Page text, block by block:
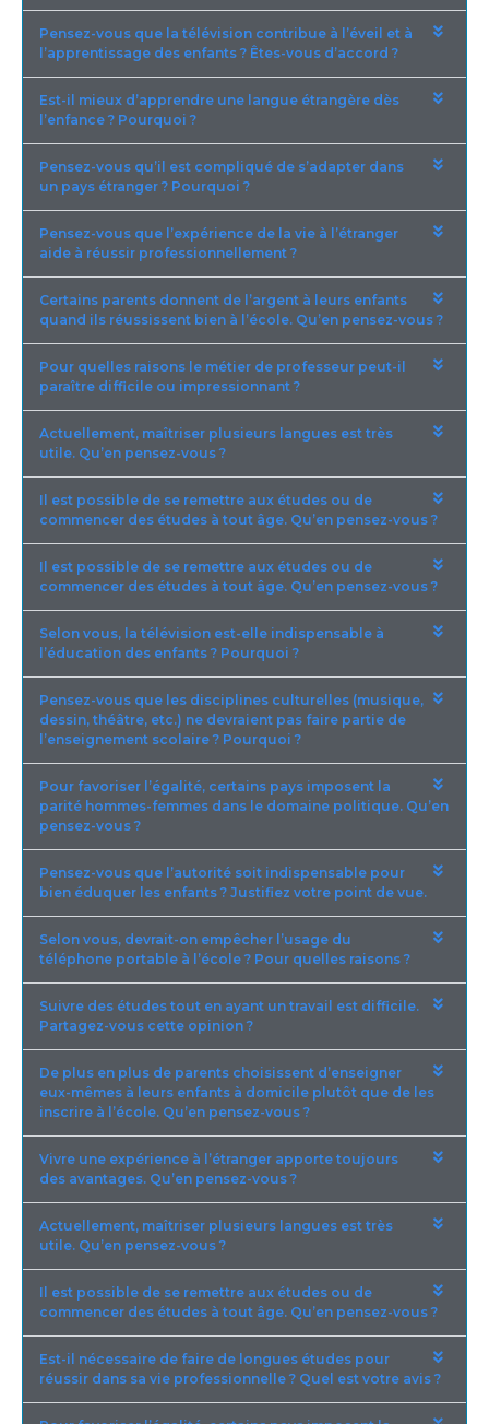
Pensez-vous que la télévision contribue à l’éveil et à
l’apprentissage des enfants ? Êtes-vous d’accord ?
Est-il mieux d’apprendre une langue étrangère dès
l’enfance ? Pourquoi ?
Pensez-vous qu’il est compliqué de s’adapter dans
un pays étranger ? Pourquoi ?
Pensez-vous que l’expérience de la vie à l’étranger
aide à réussir professionnellement ?
Certains parents donnent de l’argent à leurs enfants
quand ils réussissent bien à l’école. Qu’en pensez-vous ?
Pour quelles raisons le métier de professeur peut-il
paraître difficile ou impressionnant ?
Actuellement, maîtriser plusieurs langues est très
utile. Qu’en pensez-vous ?
Il est possible de se remettre aux études ou de
commencer des études à tout âge. Qu’en pensez-vous ?
Il est possible de se remettre aux études ou de
commencer des études à tout âge. Qu’en pensez-vous ?
Selon vous, la télévision est-elle indispensable à
l’éducation des enfants ? Pourquoi ?
Pensez-vous que les disciplines culturelles (musique,
dessin, théâtre, etc.) ne devraient pas faire partie de
l’enseignement scolaire ? Pourquoi ?
Pour favoriser l’égalité, certains pays imposent la
parité hommes-femmes dans le domaine politique. Qu’en
pensez-vous ?
Pensez-vous que l’autorité soit indispensable pour
bien éduquer les enfants ? Justifiez votre point de vue.
Selon vous, devrait-on empêcher l’usage du
téléphone portable à l’école ? Pour quelles raisons ?
Suivre des études tout en ayant un travail est difficile.
Partagez-vous cette opinion ?
De plus en plus de parents choisissent d’enseigner
eux-mêmes à leurs enfants à domicile plutôt que de les
inscrire à l’école. Qu’en pensez-vous ?
Vivre une expérience à l’étranger apporte toujours
des avantages. Qu’en pensez-vous ?
Actuellement, maîtriser plusieurs langues est très
utile. Qu’en pensez-vous ?
Il est possible de se remettre aux études ou de
commencer des études à tout âge. Qu’en pensez-vous ?
Est-il nécessaire de faire de longues études pour
réussir dans sa vie professionnelle ? Quel est votre avis ?